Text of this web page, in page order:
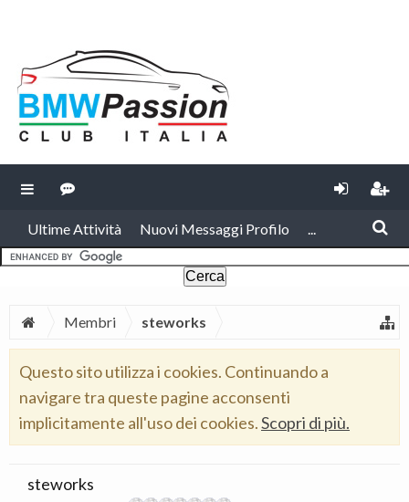
Ultime Attività Nuovi Messaggi Profilo ...
Membri steworks
Questo sito utilizza i cookies. Continuando a
navigare tra queste pagine acconsenti
implicitamente all'uso dei cookies.Scopri di più.
steworks